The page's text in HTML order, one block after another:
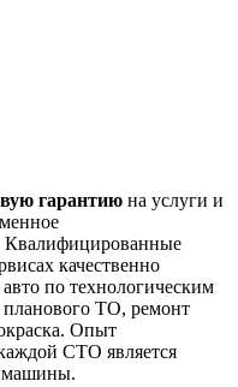
гарантию на услуги и
Квалифицированные
качественно
по технологическим
планового ТО, ремонт
Опыт
СТО является
машины.